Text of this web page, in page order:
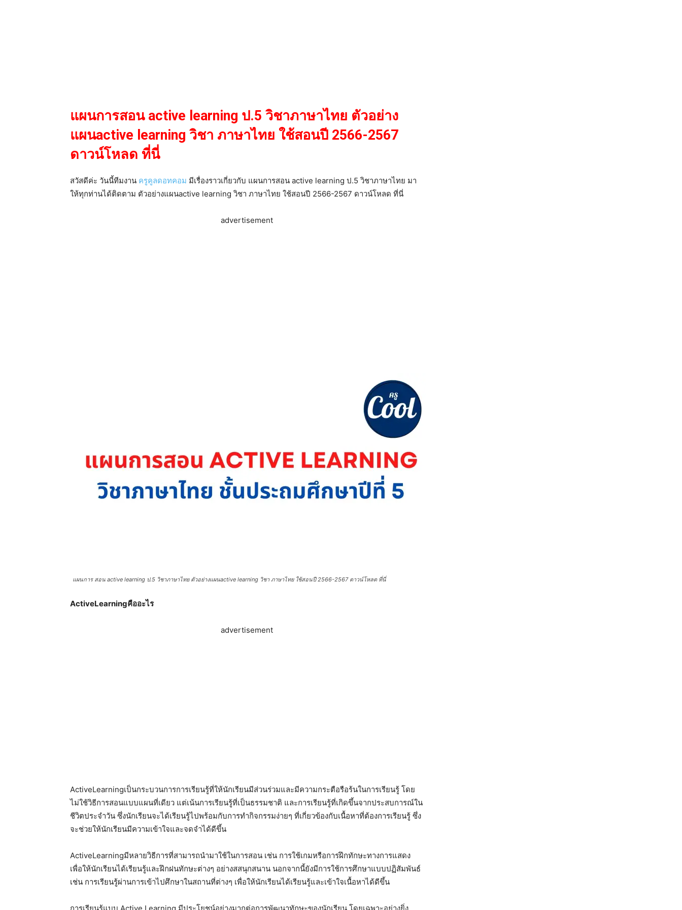
แผนการสอน active learning ป.5 วิชาภาษาไทย ตัวอย่าง
แผนactive learning วิชา ภาษาไทย ใช้สอนปี 2566-2567
ดาวน์โหลด ที่นี่
สวัสดีค่ะ วันนี้ทีมงาน ครูคูลดอทคอม มีเรื่องราวเกี่ยวกับ แผนการสอน active learning ป.5 วิชาภาษาไทย มา
ให้ทุกท่านได้ติดตาม ตัวอย่างแผนactive learning วิชา ภาษาไทย ใช้สอนปี 2566-2567 ดาวน์โหลด ที่นี่
advertisement
แผนการ สอน active learning ป.5 วิชาภาษาไทย ตัวอย่างแผนactive learning วิชา ภาษาไทย ใช้สอนปี 2566-2567 ดาวน์โหลด ที่นี่
ActiveLearningคืออะไร
advertisement
ActiveLearningเป็นกระบวนการการเรียนรู้ที่ให้นักเรียนมีส่วนร่วมและมีความกระตือรือร้นในการเรียนรู้ โดย
ไม่ใช้วิธีการสอนแบบแผนที่เดียว แต่เน้นการเรียนรู้ที่เป็นธรรมชาติ และการเรียนรู้ที่เกิดขึ้นจากประสบการณ์ใน
ชีวิตประจำวัน ซึ่งนักเรียนจะได้เรียนรู้ไปพร้อมกับการทำกิจกรรมง่ายๆ ที่เกี่ยวข้องกับเนื้อหาที่ต้องการเรียนรู้ ซึ่ง
จะช่วยให้นักเรียนมีความเข้าใจและจดจำได้ดีขึ้น
ActiveLearningมีหลายวิธีการที่สามารถนำมาใช้ในการสอน เช่น การใช้เกมหรือการฝึกทักษะทางการแสดง
เพื่อให้นักเรียนได้เรียนรู้และฝึกฝนทักษะต่างๆ อย่างสสนุกสนาน นอกจากนี้ยังมีการใช้การศึกษาแบบปฏิสัมพันธ์
เช่น การเรียนรู้ผ่านการเข้าไปศึกษาในสถานที่ต่างๆ เพื่อให้นักเรียนได้เรียนรู้และเข้าใจเนื้อหาได้ดีขึ้น